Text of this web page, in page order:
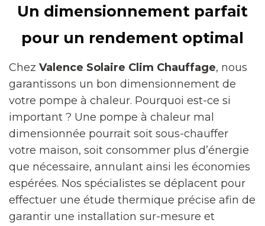
Un dimensionnement parfait
pour un rendement optimal
Chez Valence Solaire Clim Chauffage, nous
garantissons un bon dimensionnement de
votre pompe à chaleur. Pourquoi est-ce si
important ? Une pompe à chaleur mal
dimensionnée pourrait soit sous-chauffer
votre maison, soit consommer plus d’énergie
que nécessaire, annulant ainsi les économies
espérées. Nos spécialistes se déplacent pour
effectuer une étude thermique précise afin de
garantir une installation sur-mesure et